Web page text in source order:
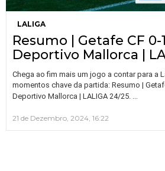
LALIGA
Resumo | Getafe CF 0-
Deportivo Mallorca |
Chega ao fim mais um jogo a contar para a
momentos chave da partida: Resumo |
Deportivo Mallorca | LALIGA 24/25.
21 de Dezembro, 2024, 16:22